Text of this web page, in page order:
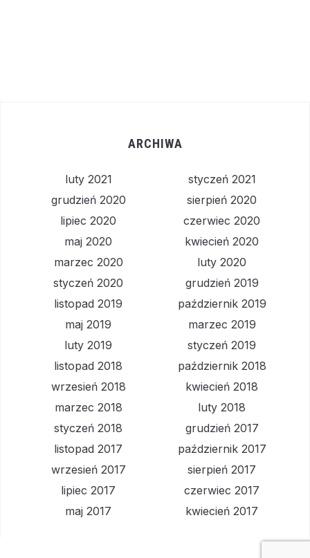
ARCHIWA
luty 2021
styczeń 2021
grudzień 2020
sierpień 2020
lipiec 2020
czerwiec 2020
maj 2020
kwiecień 2020
marzec 2020
luty 2020
styczeń 2020
grudzień 2019
listopad 2019
październik 2019
maj 2019
marzec 2019
luty 2019
styczeń 2019
listopad 2018
październik 2018
wrzesień 2018
kwiecień 2018
marzec 2018
luty 2018
styczeń 2018
grudzień 2017
listopad 2017
październik 2017
wrzesień 2017
sierpień 2017
lipiec 2017
czerwiec 2017
maj 2017
kwiecień 2017